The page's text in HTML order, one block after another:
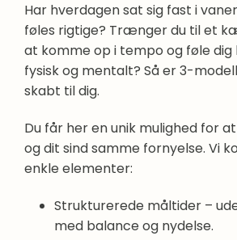
Har hverdagen sat sig fast i
føles rigtige? Trænger du til et
at komme op i tempo og føle
fysisk og mentalt? Så er 3-
skabt til dig.
Du får her en unik mulighed for
og dit sind samme fornyelse. Vi
enkle elementer:
Strukturerede måltider –
med balance og nydelse.